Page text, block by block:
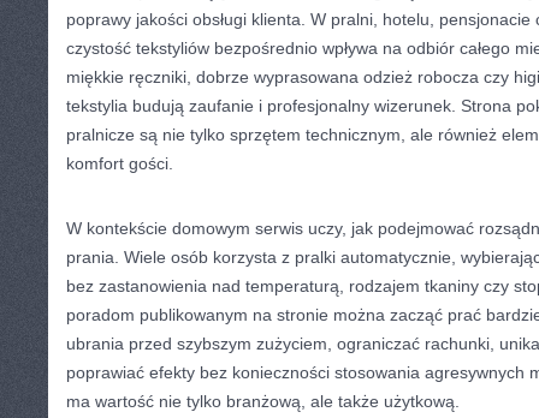
poprawy jakości obsługi klienta. W pralni, hotelu,
czystość tekstyliów bezpośrednio wpływa na odbiór całego
miękkie ręczniki, dobrze wyprasowana odzież robocza czy
tekstylia budują zaufanie i profesjonalny wizerunek. Strona
pralnicze są nie tylko sprzętem technicznym, ale również
komfort gości.
W kontekście domowym serwis uczy, jak podejmować
prania. Wiele osób korzysta z pralki automatycznie,
bez zastanowienia nad temperaturą, rodzajem tkaniny czy
poradom publikowanym na stronie można zacząć prać
ubrania przed szybszym zużyciem, ograniczać rachunki,
poprawiać efekty bez konieczności stosowania agresywnych
ma wartość nie tylko branżową, ale także użytkową.